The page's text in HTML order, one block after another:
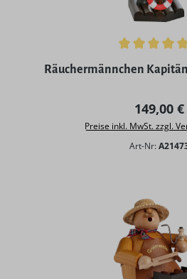
Durchschnittliche Bewertung
Räuchermännchen
149,00 €
Preise inkl. MwSt. zzgl.
Art-Nr: